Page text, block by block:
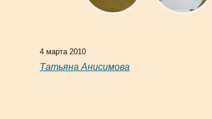
4 марта 2010
Татьяна Анисимова